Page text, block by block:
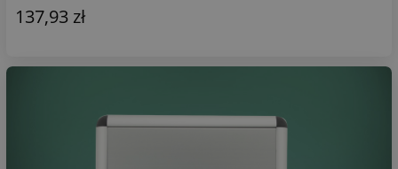
137,93 zł